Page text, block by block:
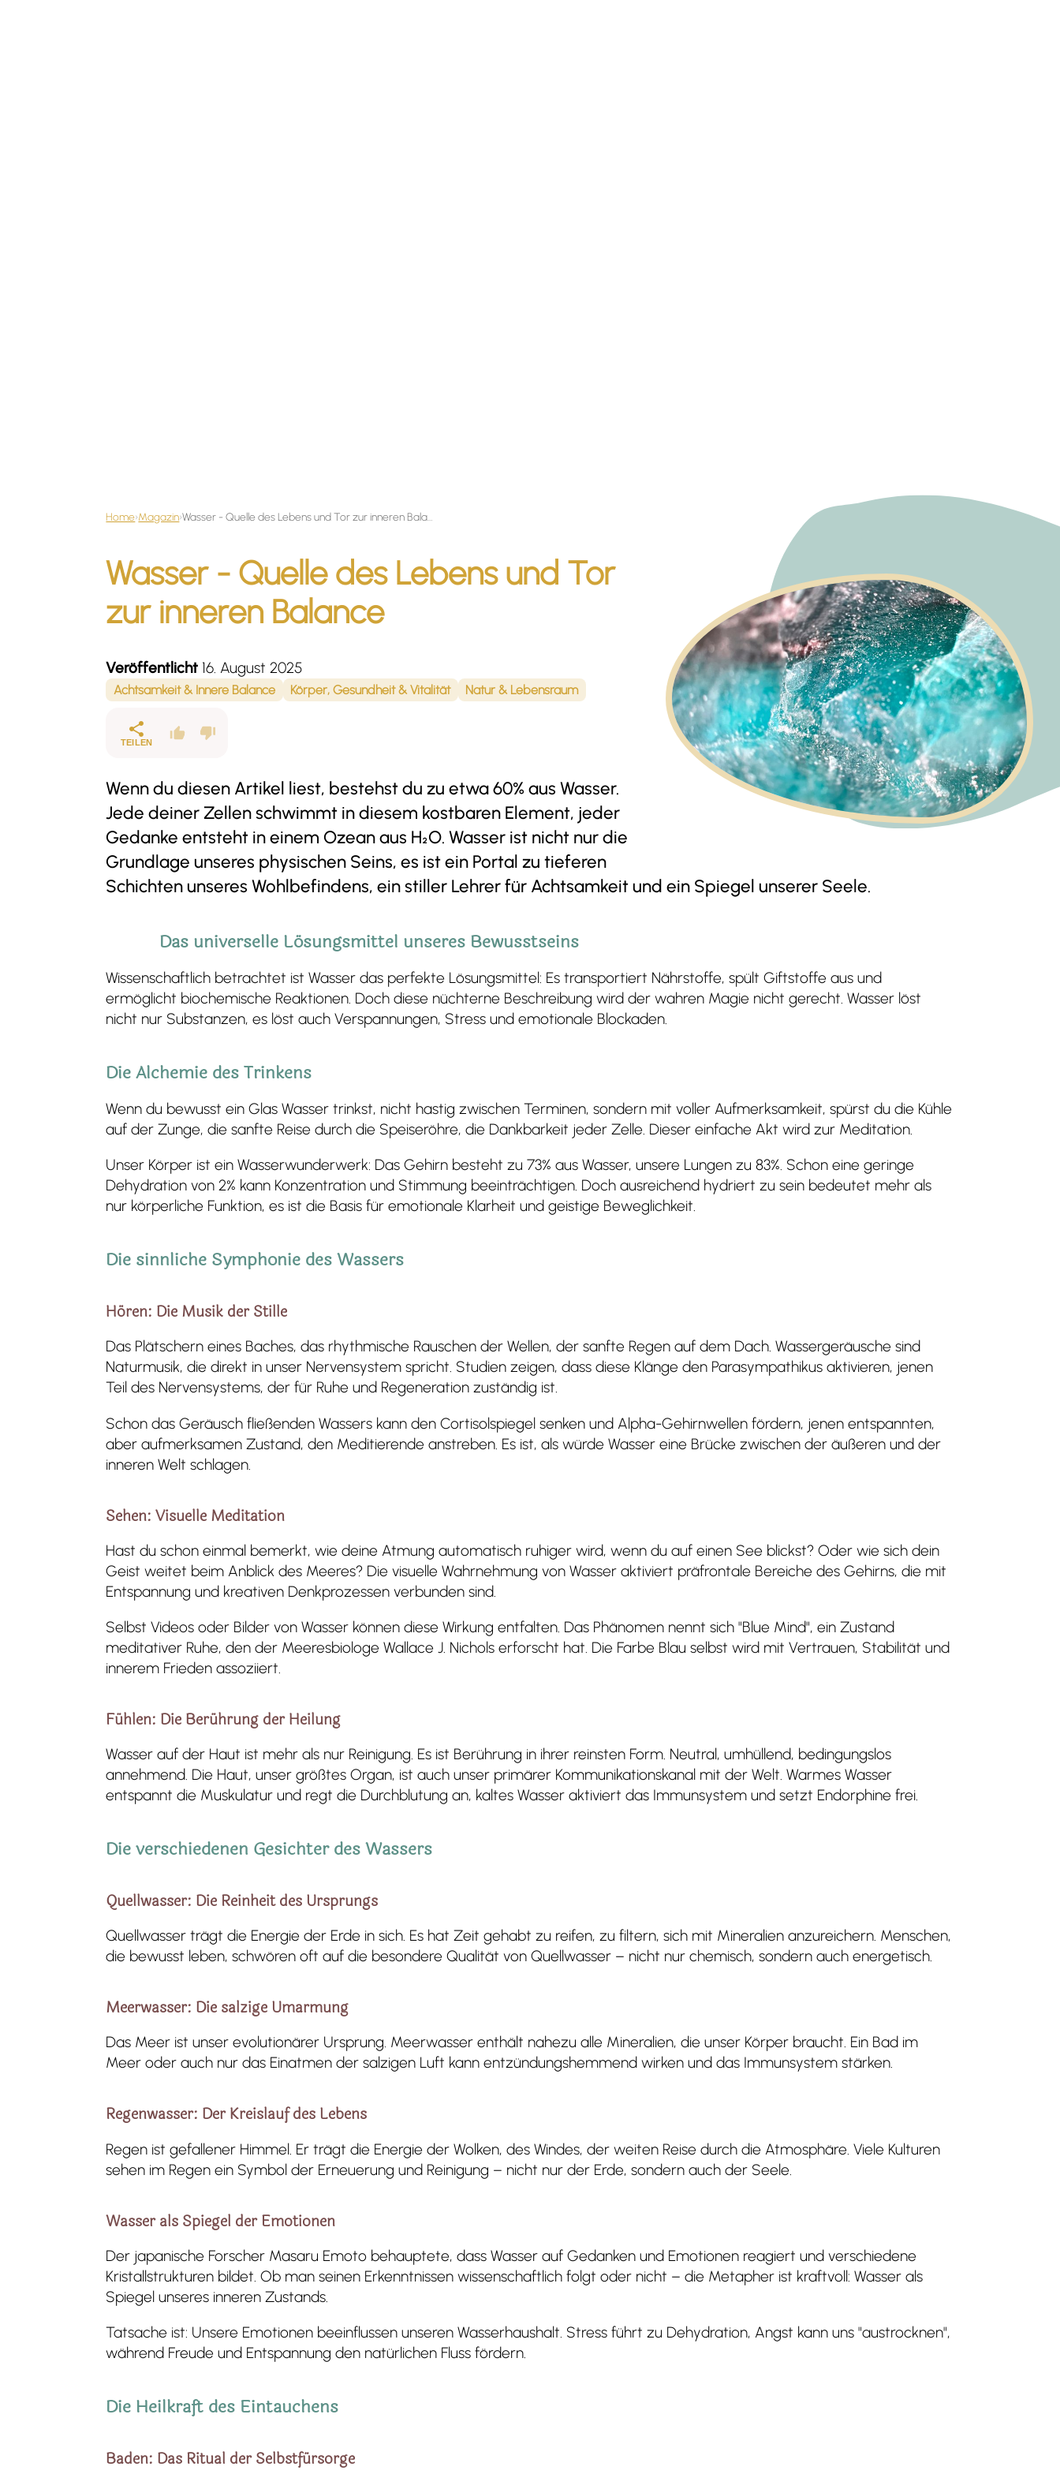
Home›Magazin›
Wasser - Quelle des Lebens und Tor
zur inneren Balance
Veröffentlicht 16. August 2025
Achtsamkeit & Innere Balance Körper, Gesundheit & Vitalität Natur & Lebensraum
TEILEN
Wenn du diesen Artikel liest, bestehst du zu etwa 60% aus Wasser.
Jede deiner Zellen schwimmt in diesem kostbaren Element, jeder
Gedanke entsteht in einem Ozean aus H₂O. Wasser ist nicht nur die
Grundlage unseres physischen Seins, es ist ein Portal zu tieferen
Schichten unseres Wohlbefindens, ein stiller Lehrer für Achtsamkeit und ein Spiegel unserer Seele.
Das universelle Lösungsmittel unseres Bewusstseins
Wissenschaftlich betrachtet ist Wasser das perfekte Lösungsmittel: Es transportiert Nährstoffe, spült Giftstoffe aus und
ermöglicht biochemische Reaktionen. Doch diese nüchterne Beschreibung wird der wahren Magie nicht gerecht. Wasser löst
nicht nur Substanzen, es löst auch Verspannungen, Stress und emotionale Blockaden.
Die Alchemie des Trinkens
Wenn du bewusst ein Glas Wasser trinkst, nicht hastig zwischen Terminen, sondern mit voller Aufmerksamkeit, spürst du die Kühle
auf der Zunge, die sanfte Reise durch die Speiseröhre, die Dankbarkeit jeder Zelle. Dieser einfache Akt wird zur Meditation.
Unser Körper ist ein Wasserwunderwerk: Das Gehirn besteht zu 73% aus Wasser, unsere Lungen zu 83%. Schon eine geringe
Dehydration von 2% kann Konzentration und Stimmung beeinträchtigen. Doch ausreichend hydriert zu sein bedeutet mehr als
nur körperliche Funktion, es ist die Basis für emotionale Klarheit und geistige Beweglichkeit.
Die sinnliche Symphonie des Wassers
Hören: Die Musik der Stille
Das Plätschern eines Baches, das rhythmische Rauschen der Wellen, der sanfte Regen auf dem Dach. Wassergeräusche sind
Naturmusik, die direkt in unser Nervensystem spricht. Studien zeigen, dass diese Klänge den Parasympathikus aktivieren, jenen
Teil des Nervensystems, der für Ruhe und Regeneration zuständig ist.
Schon das Geräusch fließenden Wassers kann den Cortisolspiegel senken und Alpha-Gehirnwellen fördern, jenen entspannten,
aber aufmerksamen Zustand, den Meditierende anstreben. Es ist, als würde Wasser eine Brücke zwischen der äußeren und der
inneren Welt schlagen.
Sehen: Visuelle Meditation
Hast du schon einmal bemerkt, wie deine Atmung automatisch ruhiger wird, wenn du auf einen See blickst? Oder wie sich dein
Geist weitet beim Anblick des Meeres? Die visuelle Wahrnehmung von Wasser aktiviert präfrontale Bereiche des Gehirns, die mit
Entspannung und kreativen Denkprozessen verbunden sind.
Selbst Videos oder Bilder von Wasser können diese Wirkung entfalten. Das Phänomen nennt sich "Blue Mind", ein Zustand
meditativer Ruhe, den der Meeresbiologe Wallace J. Nichols erforscht hat. Die Farbe Blau selbst wird mit Vertrauen, Stabilität und
innerem Frieden assoziiert.
Fühlen: Die Berührung der Heilung
Wasser auf der Haut ist mehr als nur Reinigung. Es ist Berührung in ihrer reinsten Form. Neutral, umhüllend, bedingungslos
annehmend. Die Haut, unser größtes Organ, ist auch unser primärer Kommunikationskanal mit der Welt. Warmes Wasser
entspannt die Muskulatur und regt die Durchblutung an, kaltes Wasser aktiviert das Immunsystem und setzt Endorphine frei.
Die verschiedenen Gesichter des Wassers
Quellwasser: Die Reinheit des Ursprungs
Quellwasser trägt die Energie der Erde in sich. Es hat Zeit gehabt zu reifen, zu filtern, sich mit Mineralien anzureichern. Menschen,
die bewusst leben, schwören oft auf die besondere Qualität von Quellwasser – nicht nur chemisch, sondern auch energetisch.
Meerwasser: Die salzige Umarmung
Das Meer ist unser evolutionärer Ursprung. Meerwasser enthält nahezu alle Mineralien, die unser Körper braucht. Ein Bad im
Meer oder auch nur das Einatmen der salzigen Luft kann entzündungshemmend wirken und das Immunsystem stärken.
Regenwasser: Der Kreislauf des Lebens
Regen ist gefallener Himmel. Er trägt die Energie der Wolken, des Windes, der weiten Reise durch die Atmosphäre. Viele Kulturen
sehen im Regen ein Symbol der Erneuerung und Reinigung – nicht nur der Erde, sondern auch der Seele.
Wasser als Spiegel der Emotionen
Der japanische Forscher Masaru Emoto behauptete, dass Wasser auf Gedanken und Emotionen reagiert und verschiedene
Kristallstrukturen bildet. Ob man seinen Erkenntnissen wissenschaftlich folgt oder nicht – die Metapher ist kraftvoll: Wasser als
Spiegel unseres inneren Zustands.
Tatsache ist: Unsere Emotionen beeinflussen unseren Wasserhaushalt. Stress führt zu Dehydration, Angst kann uns "austrocknen",
während Freude und Entspannung den natürlichen Fluss fördern.
Die Heilkraft des Eintauchens
Baden: Das Ritual der Selbstfürsorge